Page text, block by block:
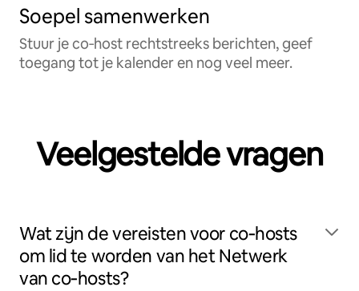
Soepel samenwerken
Stuur je co‑host rechtstreeks berichten, geef
toegang tot je kalender en nog veel meer.
Veelgestelde vragen
Wat zijn de vereisten voor co‑hosts
om lid te worden van het Netwerk
van co‑hosts?